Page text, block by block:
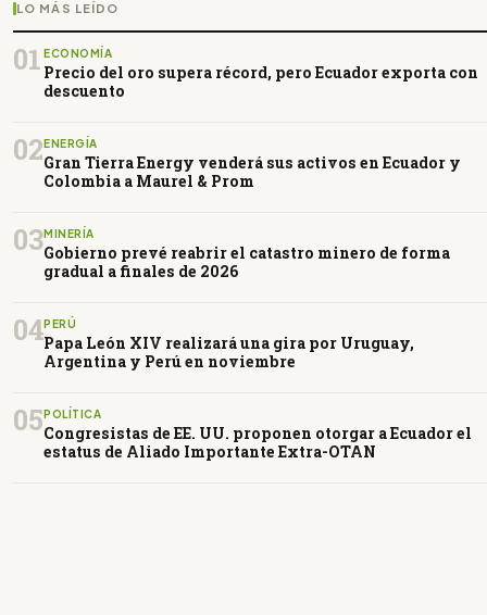
LO MÁS LEÍDO
01 ECONOMÍA
Precio del oro supera récord, pero Ecuador exporta con
descuento
02 ENERGÍA
Gran Tierra Energy venderá sus activos en Ecuador y
Colombia a Maurel & Prom
03MINERÍA
Gobierno prevé reabrir el catastro minero de forma
gradual a finales de 2026
04PERÚ
Papa León XIV realizará una gira por Uruguay,
Argentina y Perú en noviembre
05 POLÍTICA
Congresistas de EE. UU. proponen otorgar a Ecuador el
estatus de Aliado Importante Extra-OTAN